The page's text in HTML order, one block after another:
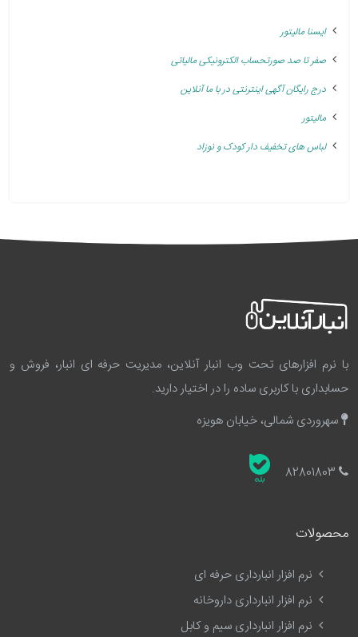
ایسنا مالیتور
صفر تا صد صورتحساب الکترونیکی مالیاتی
درج رایگان آگهی اینترنتی در با ما آنلاین
مالیتور
لباس های تخفیف دار کودک و نوزاد
با نرم افزارهای تحت وب انبار آنلاین، مدیریت حرفه ای انبار، فروش و
حسابداری با کاربری ساده را در اختیار دارید.
سهروردی شمالی، خیابان هویزه
محصولات
نرم افزار انبارداری حرفه ای
نرم افزار انبارداری داروخانه
نرم افزار انبارداری سیم و کابل